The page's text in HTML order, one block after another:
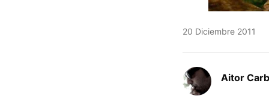
20 Diciembre 2011
Aitor